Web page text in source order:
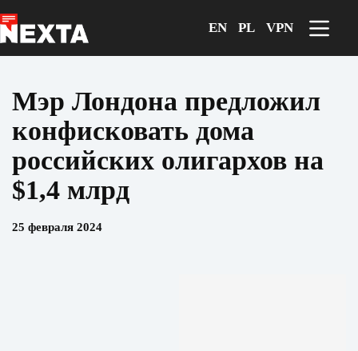
к
сути
EN PL VPN
Мэр Лондона предложил
конфисковать дома
российских олигархов на
$1,4 млрд
25 февраля 2024